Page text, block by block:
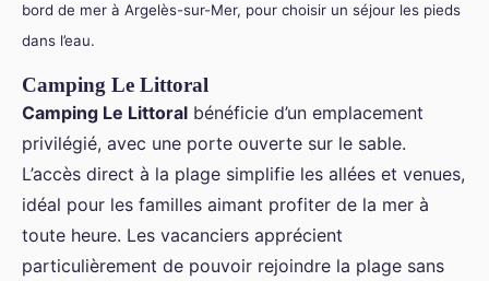
bord de mer à Argelès-sur-Mer, pour choisir un séjour les pieds
dans l’eau.
Camping Le Littoral
Camping Le Littoral bénéficie d’un emplacement
privilégié, avec une porte ouverte sur le sable.
L’accès direct à la plage simplifie les allées et venues,
idéal pour les familles aimant profiter de la mer à
toute heure. Les vacanciers apprécient
particulièrement de pouvoir rejoindre la plage sans